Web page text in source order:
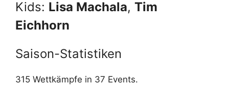
Kids: Lisa Machala, Tim
Eichhorn
Saison-Statistiken
315 Wettkämpfe in 37 Events.